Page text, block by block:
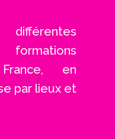
en
par lieux et